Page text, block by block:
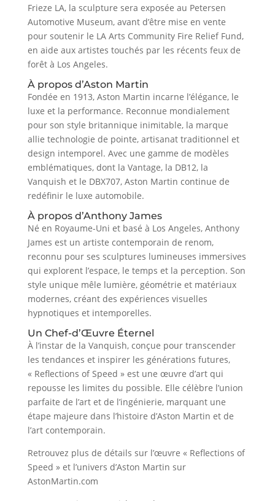
Frieze LA, la sculpture sera exposée au Petersen
Automotive Museum, avant d’être mise en vente
pour soutenir le LA Arts Community Fire Relief Fund,
en aide aux artistes touchés par les récents feux de
forêt à Los Angeles.
À propos d’Aston Martin
Fondée en 1913, Aston Martin incarne l’élégance, le
luxe et la performance. Reconnue mondialement
pour son style britannique inimitable, la marque
allie technologie de pointe, artisanat traditionnel et
design intemporel. Avec une gamme de modèles
emblématiques, dont la Vantage, la DB12, la
Vanquish et le DBX707, Aston Martin continue de
redéfinir le luxe automobile.
À propos d’Anthony James
Né en Royaume-Uni et basé à Los Angeles, Anthony
James est un artiste contemporain de renom,
reconnu pour ses sculptures lumineuses immersives
qui explorent l’espace, le temps et la perception. Son
style unique mêle lumière, géométrie et matériaux
modernes, créant des expériences visuelles
hypnotiques et intemporelles.
Un Chef-d’Œuvre Éternel
À l’instar de la Vanquish, conçue pour transcender
les tendances et inspirer les générations futures,
« Reflections of Speed » est une œuvre d’art qui
repousse les limites du possible. Elle célèbre l’union
parfaite de l’art et de l’ingénierie, marquant une
étape majeure dans l’histoire d’Aston Martin et de
l’art contemporain.
Retrouvez plus de détails sur l’œuvre « Reflections of
Speed » et l’univers d’Aston Martin sur
AstonMartin.com